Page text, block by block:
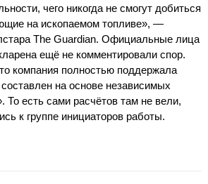
чего никогда не смогут добиться
на ископаемом топливе», —
The Guardian. Официальные лица
ещё не комментировали спор.
компания полностью поддержала
на основе независимых
То есть сами расчётов там не вели,
к группе инициаторов работы.